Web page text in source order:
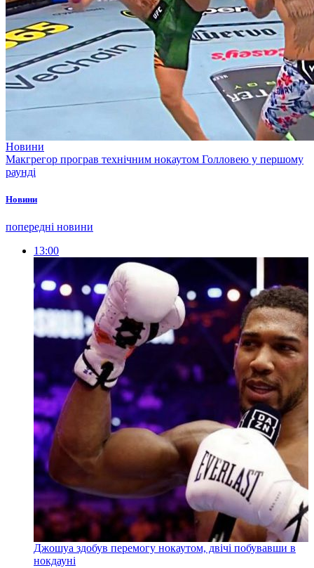
Новини
Макгрегор програв технічним нокаутом Голловею у першому
раунді
Новини
попередні новини
13:00
Джошуа здобув перемогу нокаутом, двічі побувавши в
нокдауні